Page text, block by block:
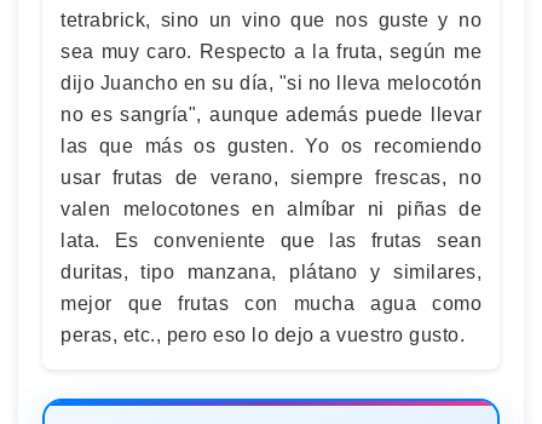
tetrabrick, sino un vino que nos guste y no
sea muy caro. Respecto a la fruta, según me
dijo Juancho en su día, "si no lleva melocotón
no es sangría", aunque además puede llevar
las que más os gusten. Yo os recomiendo
usar frutas de verano, siempre frescas, no
valen melocotones en almíbar ni piñas de
lata. Es conveniente que las frutas sean
duritas, tipo manzana, plátano y similares,
mejor que frutas con mucha agua como
peras, etc., pero eso lo dejo a vuestro gusto.